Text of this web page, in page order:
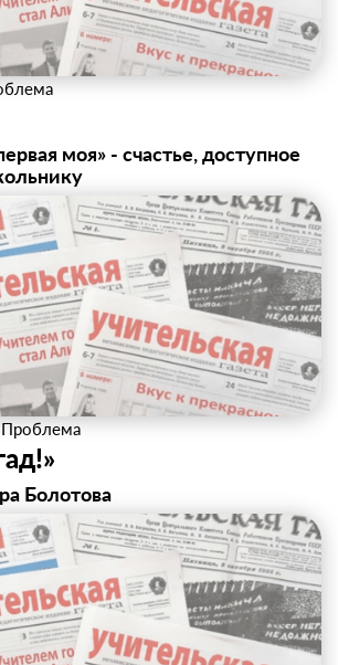
моя» - счастье, доступное
Проблема
Болотова